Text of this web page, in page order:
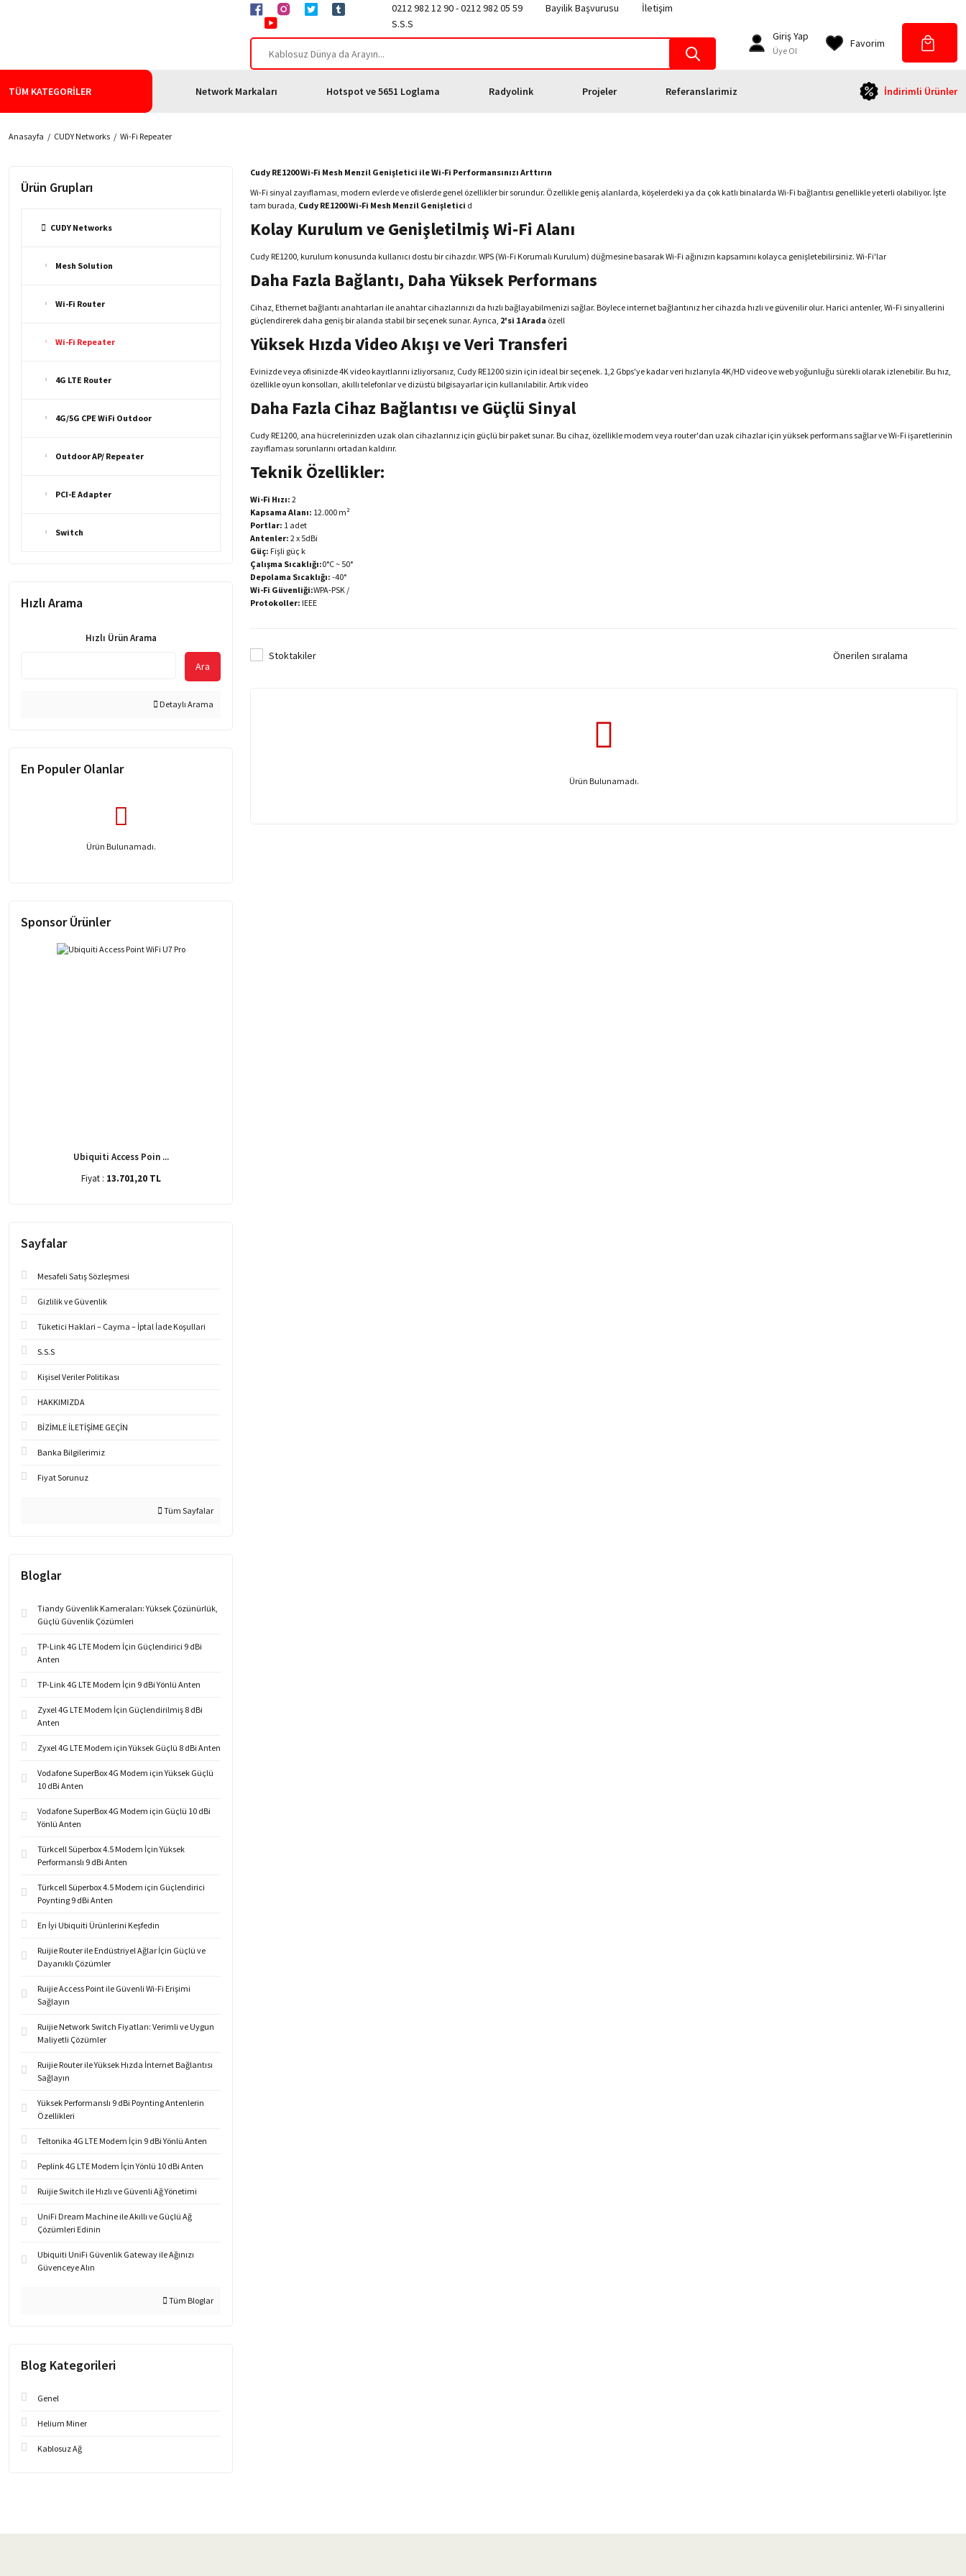
0212 982 12 90 - 0212 982 05 59 Bayilik Başvurusu
İletişim
S.S.S
Giriş Yap
Üye Ol
Favorim
TÜM KATEGORİLER Network Markaları Hotspot ve 5651 Loglama Radyolink Projeler Referanslarimiz İndirimli Ürünler
Anasayfa CUDY Networks Wi-Fi Repeater
Ürün Grupları
CUDY Networks
Mesh Solution
Wi-Fi Router
Wi-Fi Repeater
4G LTE Router
4G/5G CPE WiFi Outdoor
Outdoor AP/ Repeater
PCI-E Adapter
Switch
Hızlı Arama
Hızlı Ürün Arama
Ara
Detaylı Arama
En Populer Olanlar
Ürün Bulunamadı.
Sponsor Ürünler
Ubiquiti Access Poin ...
Fiyat : 13.701,20 TL
Sayfalar
Mesafeli Satış Sözleşmesi
Gizlilik ve Güvenlik
Tüketici Haklari – Cayma – İptal İade Koşullari
S.S.S
Kişisel Veriler Politikası
HAKKIMIZDA
BİZİMLE İLETİŞİME GEÇİN
Banka Bilgilerimiz
Fiyat Sorunuz
Tüm Sayfalar
Bloglar
Tiandy Güvenlik Kameraları: Yüksek Çözünürlük,
Güçlü Güvenlik Çözümleri
TP-Link 4G LTE Modem İçin Güçlendirici 9 dBi
Anten
TP-Link 4G LTE Modem İçin 9 dBi Yönlü Anten
Zyxel 4G LTE Modem İçin Güçlendirilmiş 8 dBi
Anten
Zyxel 4G LTE Modem için Yüksek Güçlü 8 dBi Anten
Vodafone SuperBox 4G Modem için Yüksek Güçlü
10 dBi Anten
Vodafone SuperBox 4G Modem için Güçlü 10 dBi
Yönlü Anten
Türkcell Süperbox 4.5 Modem İçin Yüksek
Performanslı 9 dBi Anten
Türkcell Süperbox 4.5 Modem için Güçlendirici
Poynting 9 dBi Anten
En İyi Ubiquiti Ürünlerini Keşfedin
Ruijie Router ile Endüstriyel Ağlar İçin Güçlü ve
Dayanıklı Çözümler
Ruijie Access Point ile Güvenli Wi-Fi Erişimi
Sağlayın
Ruijie Network Switch Fiyatları: Verimli ve Uygun
Maliyetli Çözümler
Ruijie Router ile Yüksek Hızda İnternet Bağlantısı
Sağlayın
Yüksek Performanslı 9 dBi Poynting Antenlerin
Özellikleri
Teltonika 4G LTE Modem İçin 9 dBi Yönlü Anten
Peplink 4G LTE Modem İçin Yönlü 10 dBi Anten
Ruijie Switch ile Hızlı ve Güvenli Ağ Yönetimi
UniFi Dream Machine ile Akıllı ve Güçlü Ağ
Çözümleri Edinin
Ubiquiti UniFi Güvenlik Gateway ile Ağınızı
Güvenceye Alın
Tüm Bloglar
Blog Kategorileri
Genel
Helium Miner
Kablosuz Ağ
Cudy RE1200 Wi-Fi Mesh Menzil Genişletici ile Wi-Fi Performansınızı Arttırın
Wi-Fi sinyal zayıflaması, modern evlerde ve ofislerde genel özellikler bir sorundur. Özellikle geniş alanlarda, köşelerdeki ya da çok katlı binalarda Wi-Fi bağlantısı genellikle yeterli olabiliyor. İşte
tam burada, Cudy RE1200 Wi-Fi Mesh Menzil Genişletici d
Kolay Kurulum ve Genişletilmiş Wi-Fi Alanı
Cudy RE1200, kurulum konusunda kullanıcı dostu bir cihazdır. WPS (Wi-Fi Korumalı Kurulum) düğmesine basarak Wi-Fi ağınızın kapsamını kolayca genişletebilirsiniz. Wi-Fi'lar
Daha Fazla Bağlantı, Daha Yüksek Performans
Cihaz, Ethernet bağlantı anahtarları ile anahtar cihazlarınızı da hızlı bağlayabilmenizi sağlar. Böylece internet bağlantınız her cihazda hızlı ve güvenilir olur. Harici antenler, Wi-Fi sinyallerini
güçlendirerek daha geniş bir alanda stabil bir seçenek sunar. Ayrıca, 2'si 1 Arada özell
Yüksek Hızda Video Akışı ve Veri Transferi
Evinizde veya ofisinizde 4K video kayıtlarını izliyorsanız, Cudy RE1200 sizin için ideal bir seçenek. 1,2 Gbps'ye kadar veri hızlarıyla 4K/HD video ve web yoğunluğu sürekli olarak izlenebilir. Bu hız,
özellikle oyun konsolları, akıllı telefonlar ve dizüstü bilgisayarlar için kullanılabilir. Artık video
Daha Fazla Cihaz Bağlantısı ve Güçlü Sinyal
Cudy RE1200, ana hücrelerinizden uzak olan cihazlarınız için güçlü bir paket sunar. Bu cihaz, özellikle modem veya router'dan uzak cihazlar için yüksek performans sağlar ve Wi-Fi işaretlerinin
zayıflaması sorunlarını ortadan kaldırır.
Teknik Özellikler:
Wi-Fi Hızı: 2
Kapsama Alanı: 12.000 m²
Portlar: 1 adet
Antenler: 2 x 5dBi
Güç: Fişli güç k
Çalışma Sıcaklığı:0°C ~ 50°
Depolama Sıcaklığı: -40°
Wi-Fi Güvenliği:WPA-PSK /
Protokoller: IEEE
Stoktakiler
Ürün Bulunamadı.